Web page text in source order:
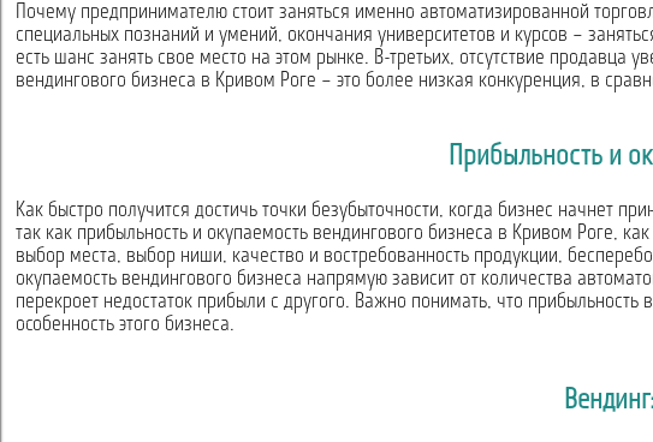
Почему предпринимателю стоит заняться именно автоматизированной
специальных познаний и умений, окончания университетов и курсов –
есть шанс занять свое место на этом рынке. В-третьих, отсутствие продавца
вендингового бизнеса в Кривом Роге – это более низкая конкуренция, в
Прибыльность и
Как быстро получится достичь точки безубыточности, когда бизнес начнет
так как прибыльность и окупаемость вендингового бизнеса в Кривом Роге,
выбор места, выбор ниши, качество и востребованность продукции,
окупаемость вендингового бизнеса напрямую зависит от количества
перекроет недостаток прибыли с другого. Важно понимать, что
особенность этого бизнеса.